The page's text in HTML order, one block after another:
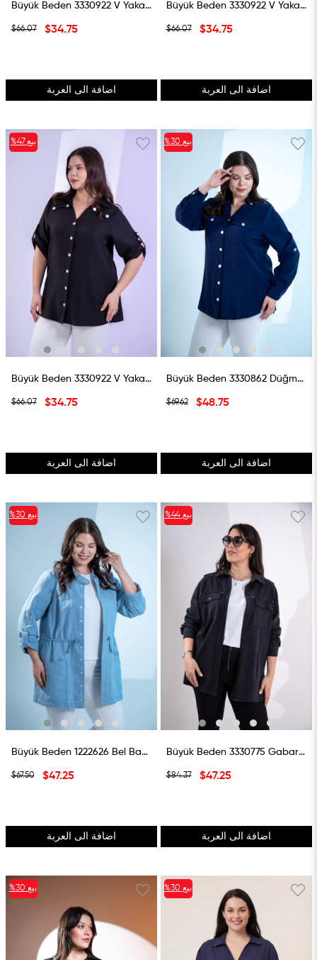
Büyük Beden 3330922 V Yaka Düğmeli Gömlek Lacivert
$34.75
$66.07
اضافة الى العربة
Büyük Beden 3330922 V Yaka Düğmeli Gömlek Mavi
$34.75
$66.07
اضافة الى العربة
Büyük Beden 3330922 V Yaka Düğmeli Gömlek Siyah
$34.75
$66.07
اضافة الى العربة
%47 بيع
Büyük Beden 3330862 Düğme Detaylı Gömlek Lacivert
$48.75
$69.62
اضافة الى العربة
%30 بيع
Büyük Beden 1222626 Bel Bağlamalı Denim Gömlek Mavi
$47.25
$67.50
اضافة الى العربة
%30 بيع
Büyük Beden 3330775 Gabardin Cep Detaylı Gömlek Siyah
$47.25
$84.37
اضافة الى العربة
%44 بيع
%30 بيع %30 بيع